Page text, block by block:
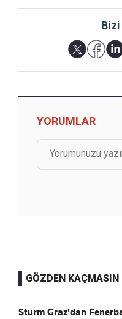
Bizi
YORUMLAR
GÖZDEN KAÇMASIN
Sturm Graz'dan